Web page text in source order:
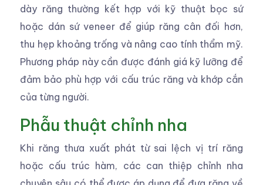
dày răng thường kết hợp với kỹ thuật bọc sứ
hoặc dán sứ veneer để giúp răng cân đối hơn,
thu hẹp khoảng trống và nâng cao tính thẩm mỹ.
Phương pháp này cần được đánh giá kỹ lưỡng để
đảm bảo phù hợp với cấu trúc răng và khớp cắn
của từng người.
Phẫu thuật chỉnh nha
Khi răng thưa xuất phát từ sai lệch vị trí răng
hoặc cấu trúc hàm, các can thiệp chỉnh nha